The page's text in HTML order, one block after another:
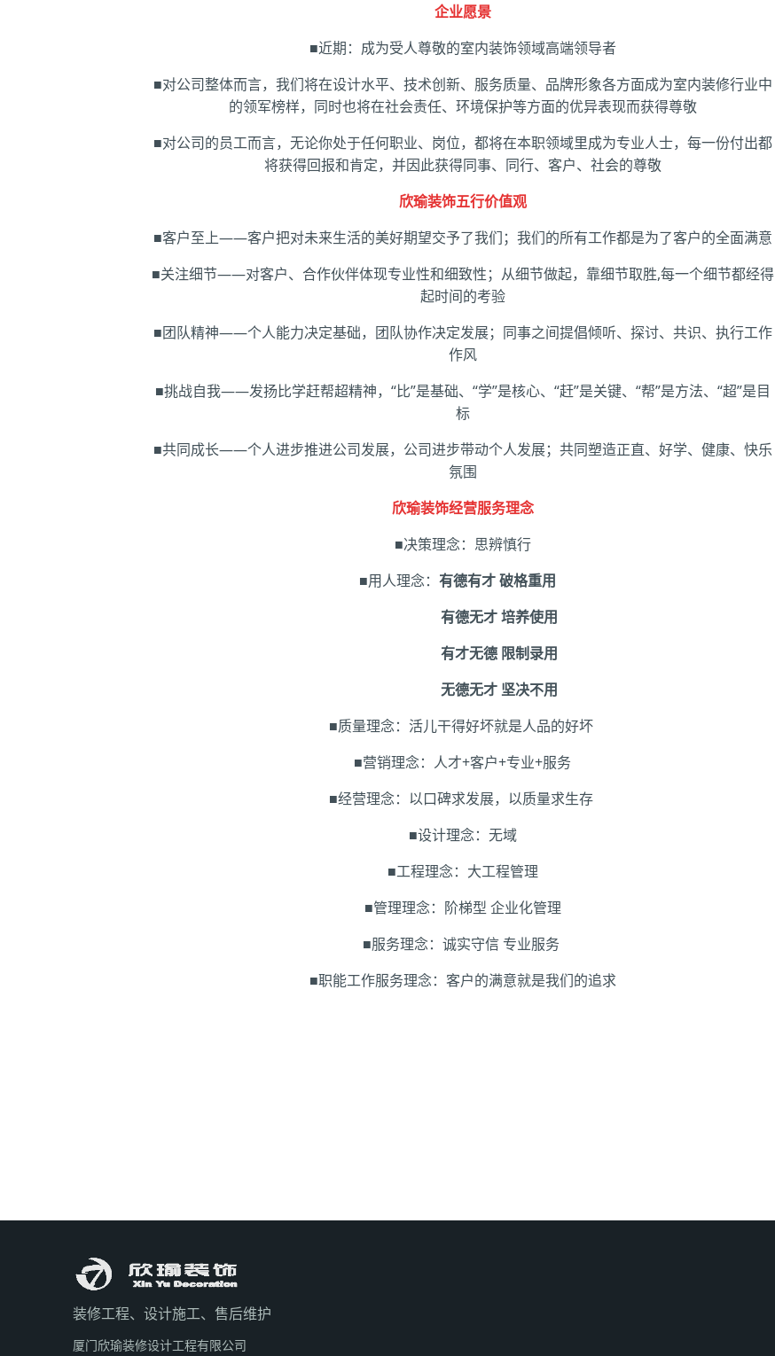
企业愿景
■近期：成为受人尊敬的室内装饰领域高端领导者
■对公司整体而言，我们将在设计水平、技术创新、服务质量、品牌形象各方面成为室内装修行业中
的领军榜样，同时也将在社会责任、环境保护等方面的优异表现而获得尊敬
■对公司的员工而言，无论你处于任何职业、岗位，都将在本职领域里成为专业人士，每一份付出都
将获得回报和肯定，并因此获得同事、同行、客户、社会的尊敬
欣瑜装饰五行价值观
■客户至上——客户把对未来生活的美好期望交予了我们；我们的所有工作都是为了客户的全面满意
■关注细节——对客户、合作伙伴体现专业性和细致性；从细节做起，靠细节取胜,每一个细节都经得
起时间的考验
■团队精神——个人能力决定基础，团队协作决定发展；同事之间提倡倾听、探讨、共识、执行工作
作风
■挑战自我——发扬比学赶帮超精神，“比”是基础、“学”是核心、“赶”是关键、“帮”是方法、“超”是目
标
■共同成长——个人进步推进公司发展，公司进步带动个人发展；共同塑造正直、好学、健康、快乐
氛围
欣瑜装饰经营服务理念
■决策理念：思辨慎行
■用人理念： 有德有才 破格重用
有德无才培养使用
有才无德 限制录用
无德无才 坚决不用
■质量理念：活儿干得好坏就是人品的好坏
■营销理念：人才+客户+专业+服务
■经营理念：以口碑求发展，以质量求生存
■设计理念：无域
■工程理念：大工程管理
■管理理念：阶梯型 企业化管理
■服务理念：诚实守信 专业服务
■职能工作服务理念：客户的满意就是我们的追求
装修工程、设计施工、售后维护
厦门欣瑜装修设计工程有限公司